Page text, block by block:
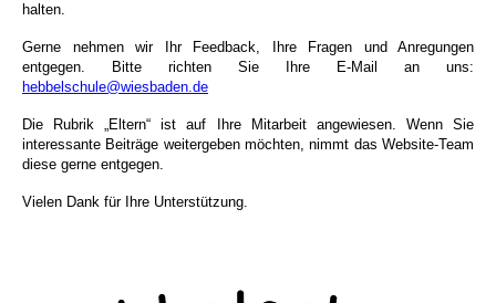
halten.
Gerne nehmen wir Ihr Feedback, Ihre Fragen und Anregungen
entgegen. Bitte richten Sie Ihre E-Mail an uns:
hebbelschule@wiesbaden.de
Die Rubrik „Eltern“ ist auf Ihre Mitarbeit angewiesen. Wenn Sie
interessante Beiträge weitergeben möchten, nimmt das Website-Team
diese gerne entgegen.
Vielen Dank für Ihre Unterstützung.